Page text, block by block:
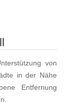
von
in der Nähe
Entfernung